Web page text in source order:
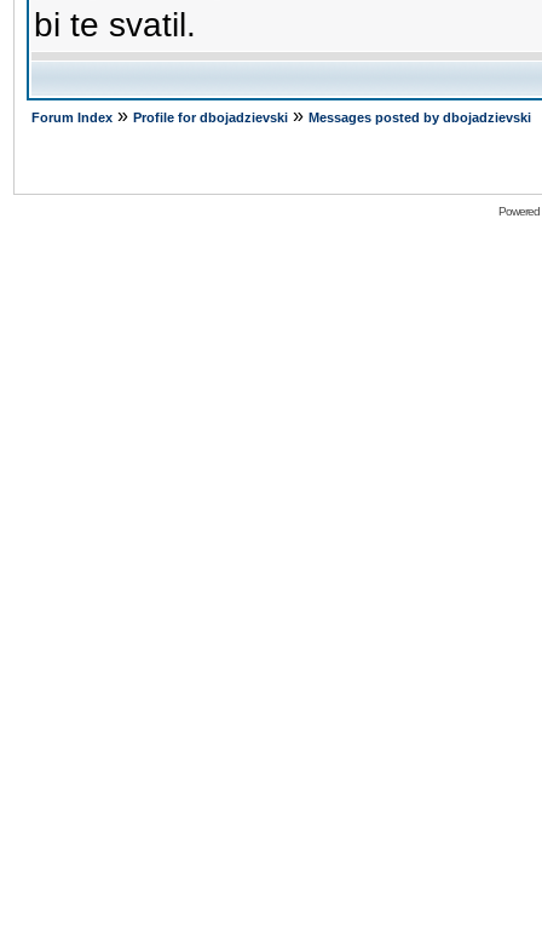
bi te svatil.
Forum Index » Profile for dbojadzievski » Messages posted by dbojadzievski